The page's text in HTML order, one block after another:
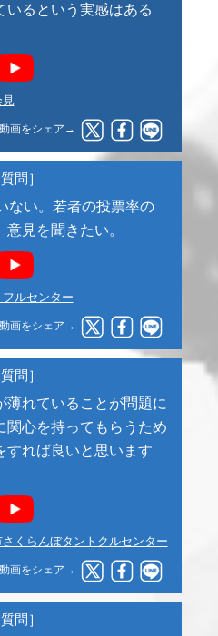
いるという実感はある
画をシェア→
質問］
ない。若者の投票率の
見を聞きたい。
ルセンター
画をシェア→
質問］
薄れていることが問題に
関心を持ってもらうため
すれば良いと思います
くらんぼタントクルセンター
画をシェア→
質問］